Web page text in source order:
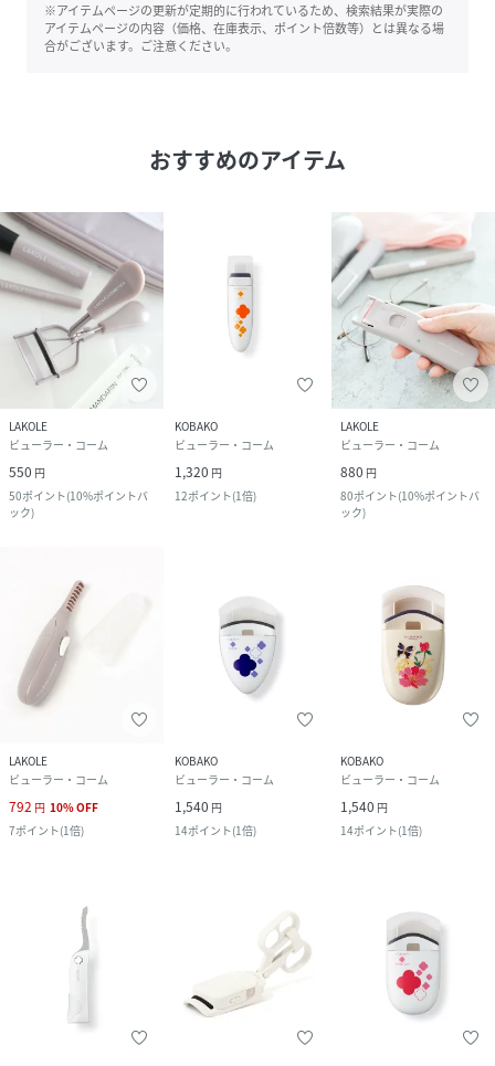
※アイテムページの更新が定期的に行われているため、検索結果が実際の
アイテムページの内容（価格、在庫表示、ポイント倍数等）とは異なる場
合がございます。ご注意ください。
おすすめのアイテム
LAKOLE
ビューラー・コーム
550 円
50ポイント(10%ポイントバ
ック)
KOBAKO
ビューラー・コーム
1,320 円
12ポイント(1倍)
LAKOLE
ビューラー・コーム
880 円
80ポイント(10%ポイントバ
ック)
LAKOLE
ビューラー・コーム
792 円 10%OFF
7ポイント(1倍)
KOBAKO
ビューラー・コーム
1,540 円
14ポイント(1倍)
KOBAKO
ビューラー・コーム
1,540 円
14ポイント(1倍)